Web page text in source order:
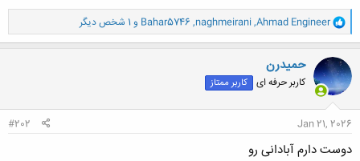
و
ا
ک
ن
ش
ه
ا
Ahmad Engineer
,
naghmeirani
,
Bahar5746 و 1 شخص دیگر
حميدرن
کاربر حرفه ای کاربر ممتاز
Jan 21, 2026
#202
دوست دارم آبادانی رو